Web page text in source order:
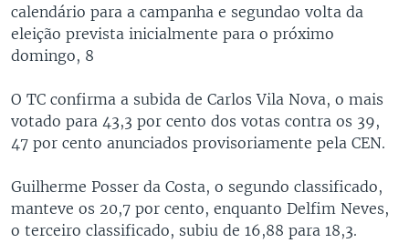
calendário para a campanha e segundao volta da
eleição prevista inicialmente para o próximo
domingo, 8
O TC confirma a subida de Carlos Vila Nova, o mais
votado para 43,3 por cento dos votas contra os 39,
47 por cento anunciados provisoriamente pela CEN.
Guilherme Posser da Costa, o segundo classificado,
manteve os 20,7 por cento, enquanto Delfim Neves,
o terceiro classificado, subiu de 16,88 para 18,3.